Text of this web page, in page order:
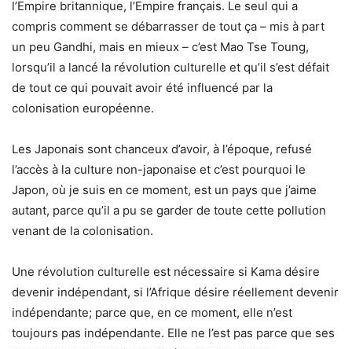
l’Empire britannique, l’Empire français. Le seul qui a
compris comment se débarrasser de tout ça – mis à part
un peu Gandhi, mais en mieux – c’est Mao Tse Toung,
lorsqu’il a lancé la révolution culturelle et qu’il s’est défait
de tout ce qui pouvait avoir été influencé par la
colonisation européenne.
Les Japonais sont chanceux d’avoir, à l’époque, refusé
l’accès à la culture non-japonaise et c’est pourquoi le
Japon, où je suis en ce moment, est un pays que j’aime
autant, parce qu’il a pu se garder de toute cette pollution
venant de la colonisation.
Une révolution culturelle est nécessaire si Kama désire
devenir indépendant, si l’Afrique désire réellement devenir
indépendante; parce que, en ce moment, elle n’est
toujours pas indépendante. Elle ne l’est pas parce que ses